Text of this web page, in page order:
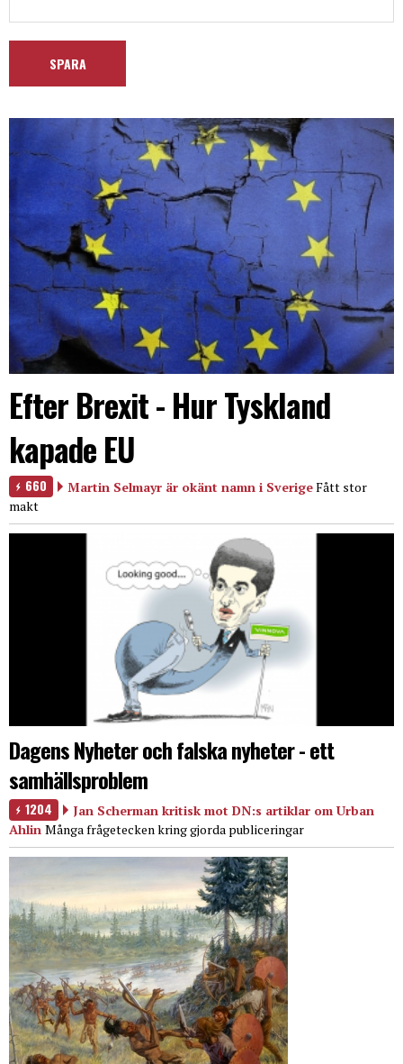
Efter Brexit - Hur Tyskland
kapade EU
660 Martin Selmayr är okänt namn i SverigeFått stor
makt
Dagens Nyheter och falska nyheter - ett
samhällsproblem
1204
Jan Scherman kritisk mot DN:s artiklar om Urban
Ahlin Många frågetecken kring gjorda publiceringar